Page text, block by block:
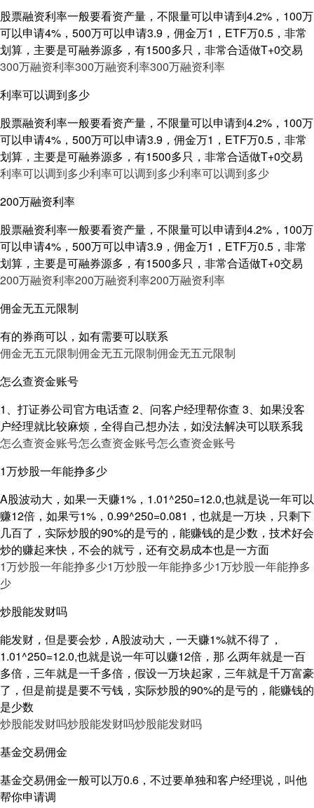
股票融资利率一般要看资产量，不限量可以申请到4.2%，100万
可以申请4%，500万可以申请3.9，佣金万1，ETF万0.5，非常
划算，主要是可融券源多，有1500多只，非常合适做T+0交易
300万融资利率300万融资利率300万融资利率
利率可以调到多少
股票融资利率一般要看资产量，不限量可以申请到4.2%，100万
可以申请4%，500万可以申请3.9，佣金万1，ETF万0.5，非常
划算，主要是可融券源多，有1500多只，非常合适做T+0交易
利率可以调到多少利率可以调到多少利率可以调到多少
200万融资利率
股票融资利率一般要看资产量，不限量可以申请到4.2%，100万
可以申请4%，500万可以申请3.9，佣金万1，ETF万0.5，非常
划算，主要是可融券源多，有1500多只，非常合适做T+0交易
200万融资利率200万融资利率200万融资利率
佣金无五元限制
有的券商可以，如有需要可以联系
佣金无五元限制佣金无五元限制佣金无五元限制
怎么查资金账号
1、打证券公司官方电话查 2、问客户经理帮你查 3、如果没客
户经理就比较麻烦，全得自己想办法，如没法解决可以联系我
怎么查资金账号怎么查资金账号怎么查资金账号
1万炒股一年能挣多少
A股波动大，如果一天赚1%，1.01^250=12.0,也就是说一年可以
赚12倍，如果亏1%，0.99^250=0.081，也就是一万块，只剩下
几百了，实际炒股的90%的是亏的，能赚钱的是少数，技术好会
炒的赚起来快，不会的就亏，还有交易成本也是一方面
1万炒股一年能挣多少1万炒股一年能挣多少1万炒股一年能挣多
少
炒股能发财吗
能发财，但是要会炒，A股波动大，一天赚1%就不得了，
1.01^250=12.0,也就是说一年可以赚12倍，那 么两年就是一百
多倍，三年就是一千多倍，假设一万块起家，三年就是千万富豪
了，但是前提是要不亏钱，实际炒股的90%的是亏的，能赚钱的
是少数
炒股能发财吗炒股能发财吗炒股能发财吗
基金交易佣金
基金交易佣金一般可以万0.6，不过要单独和客户经理说，叫他
帮你申请调